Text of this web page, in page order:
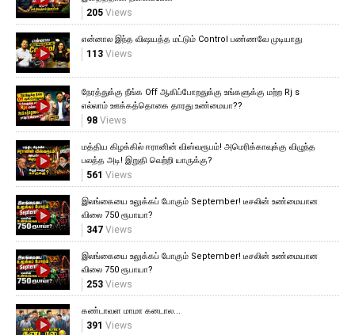
205Views
என்னால இந்த விஷயத்த மட்டும் Control பண்ணவே முடியாது
113Views
நேரத்துக்கு நீங்க Off ஆகிப்போறதுக்கு உங்களுக்கு மற்ற Rj s
எல்லாம் ஊக்கத்தொகை தாரது உண்மையா??
98Views
மத்திய கிழக்கில் ஈரானின் விஸ்வரூபம்! அமெரிக்காவுக்கு விழுந்த
பலத்த அடி! இறுதி வெற்றி யாருக்கு?
561 Views
இலங்கையை உலுக்கப் போகும் September! டீசலின் உண்மையான
விலை 750 ரூபாயா?
347Views
இலங்கையை உலுக்கப் போகும் September! டீசலின் உண்மையான
விலை 750 ரூபாயா?
253Views
கண்டாவள மாமா கனடால...
391 Views